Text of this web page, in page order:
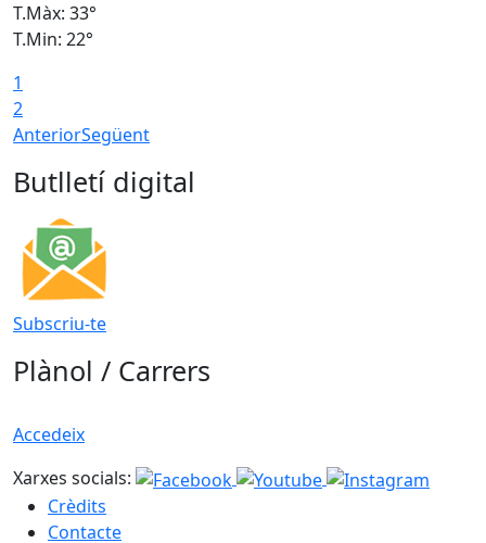
T.Màx: 33°
T.Min: 22°
1
2
AnteriorSegüent
Butlletí digital
Subscriu-te
Plànol / Carrers
Accedeix
Xarxes socials:
Crèdits
Contacte